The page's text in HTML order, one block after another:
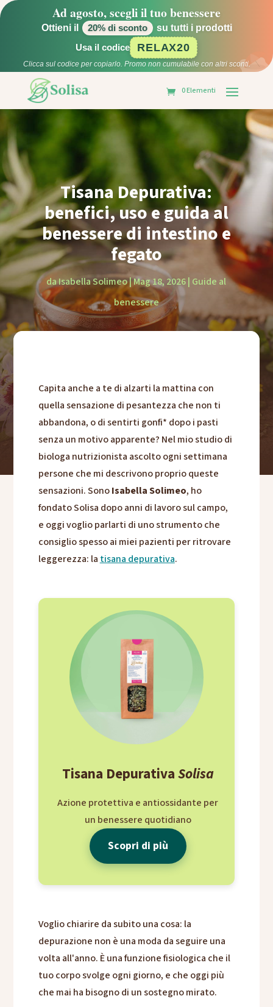
Ad agosto, scegli il tuo benessere
Ottieni il 20% di sconto su tutti i prodotti
Usa il codice RELAX20
Clicca sul codice per copiarlo. Promo non cumulabile con altri sconti.
0 Elementi
Tisana Depurativa:
benefici, uso e guida al
benessere di intestino e
fegato
daIsabella Solimeo|Mag 18, 2026| Guide al
benessere
Capita anche a te di alzarti la mattina con
quella sensazione di pesantezza che non ti
abbandona, o di sentirti gonfi* dopo i pasti
senza un motivo apparente? Nel mio studio di
biologa nutrizionista ascolto ogni settimana
persone che mi descrivono proprio queste
sensazioni. SonoIsabella Solimeo, ho
fondato Solisa dopo anni di lavoro sul campo,
e oggi voglio parlarti di uno strumento che
consiglio spesso ai miei pazienti per ritrovare
leggerezza: latisana depurativa.
Tisana DepurativaSolisa
Azione protettiva e antiossidante per
un benessere quotidiano
Scopri di più
Voglio chiarire da subito una cosa: la
depurazione non è una moda da seguire una
volta all'anno. È una funzione fisiologica che il
tuo corpo svolge ogni giorno, e che oggi più
che mai ha bisogno di un sostegno mirato.